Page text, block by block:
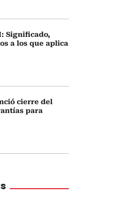
Significado,
a los que aplica
cierre del
para